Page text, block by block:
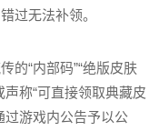
过无法补领。
的“内部码”“绝版皮肤
称“可直接领取典藏皮
过游戏内公告予以公